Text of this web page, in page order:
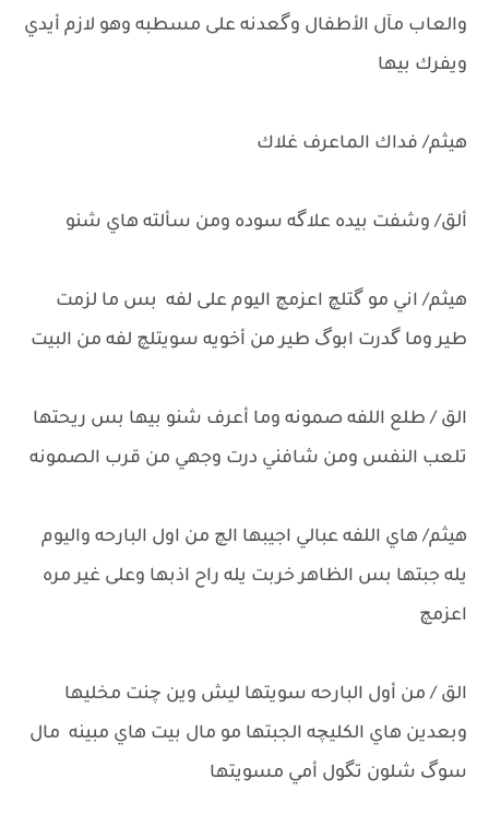
والعاب مآل الأطفال وگعدنه على مسطبه وهو لازم أيدي
ويفرك بيها
هيثم/ فداك الماعرف غلاك
ألق/ وشفت بيده علاگه سوده ومن سألته هاي شنو
هيثم/ اني مو گتلچ اعزمچ اليوم على لفه بس ما لزمت
طير وما گدرت ابوگ طير من أخويه سويتلچ لفه من البيت
الق / طلع اللفه صمونه وما أعرف شنو بيها بس ريحتها
تلعب النفس ومن شافني درت وجهي من قرب الصمونه
هيثم/ هاي اللفه عبالي اجيبها الچ من اول البارحه واليوم
يله جبتها بس الظاهر خربت يله راح اذبها وعلى غير مره
اعزمچ
الق / من أول البارحه سويتها ليش وين چنت مخليها
وبعدين هاي الكليچه الجبتها مو مال بيت هاي مبينه مال
سوگ شلون تگول أمي مسويتها